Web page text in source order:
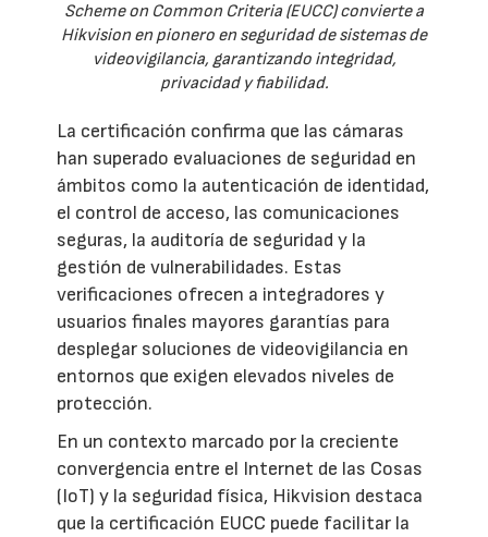
Scheme on Common Criteria (EUCC) convierte a
Hikvision en pionero en seguridad de sistemas de
videovigilancia, garantizando integridad,
privacidad y fiabilidad.
La certificación confirma que las cámaras
han superado evaluaciones de seguridad en
ámbitos como la autenticación de identidad,
el control de acceso, las comunicaciones
seguras, la auditoría de seguridad y la
gestión de vulnerabilidades. Estas
verificaciones ofrecen a integradores y
usuarios finales mayores garantías para
desplegar soluciones de videovigilancia en
entornos que exigen elevados niveles de
protección.
En un contexto marcado por la creciente
convergencia entre el Internet de las Cosas
(IoT) y la seguridad física, Hikvision destaca
que la certificación EUCC puede facilitar la